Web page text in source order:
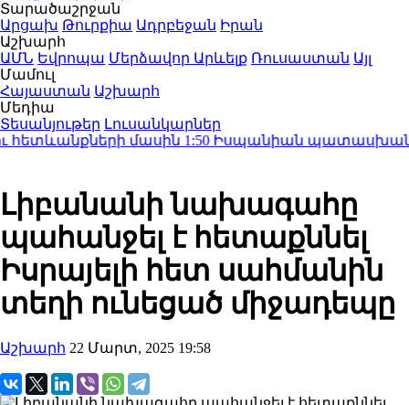
Տարածաշրջան
Արցախ Թուրքիա Ադրբեջան Իրան
Աշխարհ
ԱՄՆ Եվրոպա Մերձավոր Արևելք Ռուսաստան Այլ
Մամուլ
Հայաստան Աշխարհ
Մեդիա
Տեսանյութեր Լուսանկարներ
մասին1:50Իսպանիան պատասխան
Լիբանանի նախագահը
պահանջել է հետաքննել
Իսրայելի հետ սահմանին
տեղի ունեցած միջադեպը
Աշխարհ 22 Մարտ, 2025 19:58